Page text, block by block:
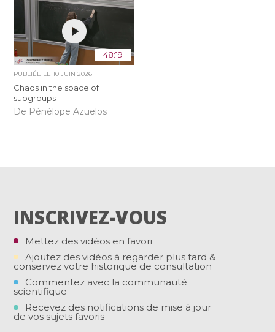
48:19
PUBLIÉE LE10 JUIN 2026
Chaos in the space of
subgroups
De Pénélope Azuelos
INSCRIVEZ-VOUS
Mettez des vidéos en favori
Ajoutez des vidéos à regarder plus tard &
conservez votre historique de consultation
Commentez avec la communauté
scientifique
Recevez des notifications de mise à jour
de vos sujets favoris